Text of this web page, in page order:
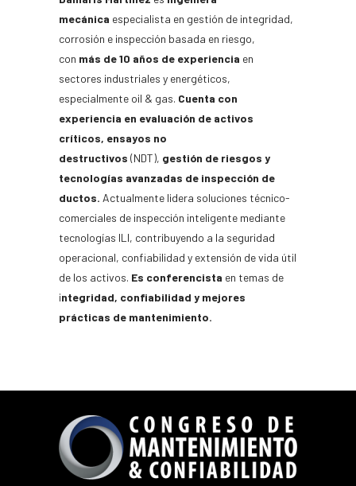
mecánica especialista en gestión de integridad,
corrosión e inspección basada en riesgo,
con más de 10 años de experiencia en
sectores industriales y energéticos,
especialmente oil & gas. Cuenta con
experiencia en evaluación de activos
críticos, ensayos no
destructivos (NDT), gestión de riesgos y
tecnologías avanzadas de inspección de
ductos. Actualmente lidera soluciones técnico-
comerciales de inspección inteligente mediante
tecnologías ILI, contribuyendo a la seguridad
operacional, confiabilidad y extensión de vida útil
de los activos. Es conferencista en temas de
integridad, confiabilidad y mejores
prácticas de mantenimiento.